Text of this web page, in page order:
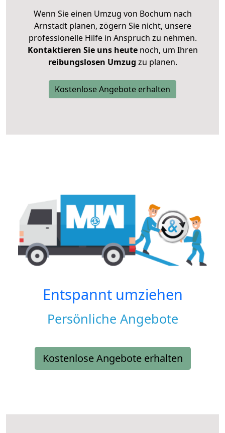
Wenn Sie einen Umzug von Bochum nach
Arnstadt planen, zögern Sie nicht, unsere
professionelle Hilfe in Anspruch zu nehmen.
Kontaktieren Sie uns heutenoch, um Ihren
reibungslosen Umzug zu planen.
Kostenlose Angebote erhalten
Entspannt umziehen
Persönliche Angebote
Kostenlose Angebote erhalten